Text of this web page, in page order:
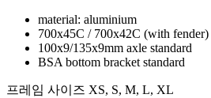
material: aluminium
700x45C / 700x42C (with
100x9/135x9mm axle standard
BSA bottom bracket standard
프레임 사이즈 XS, S, M, L, XL